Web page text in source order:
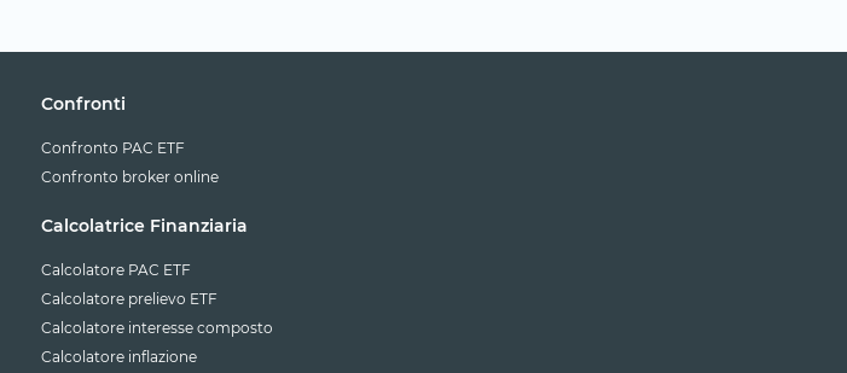
Confronti
Confronto PAC ETF
Confronto broker online
Calcolatrice Finanziaria
Calcolatore PAC ETF
Calcolatore prelievo ETF
Calcolatore interesse composto
Calcolatore inflazione